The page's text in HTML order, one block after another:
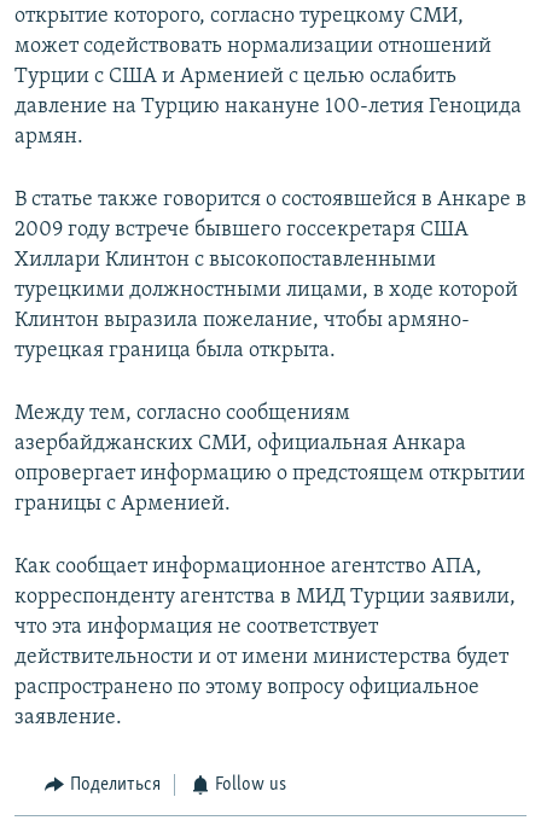
открытие которого, согласно турецкому СМИ,
может содействовать нормализации отношений
Турции с США и Арменией с целью ослабить
давление на Турцию накануне 100-летия Геноцида
армян.
В статье также говорится о состоявшейся в Анкаре в
2009 году встрече бывшего госсекретаря США
Хиллари Клинтон с высокопоставленными
турецкими должностными лицами, в ходе которой
Клинтон выразила пожелание, чтобы армяно-
турецкая граница была открыта.
Между тем, согласно сообщениям
азербайджанских СМИ, официальная Анкара
опровергает информацию о предстоящем открытии
границы с Арменией.
Как сообщает информационное агентство АПА,
корреспонденту агентства в МИД Турции заявили,
что эта информация не соответствует
действительности и от имени министерства будет
распространено по этому вопросу официальное
заявление.
Поделиться Follow us